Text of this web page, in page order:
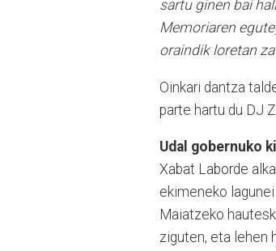
sartu ginen bai
Memoriaren
oraindik loretan
Oinkari dantza
parte hartu du DJ
Udal gobernuko
Xabat Laborde
ekimeneko
Maiatzeko
ziguten, eta lehen